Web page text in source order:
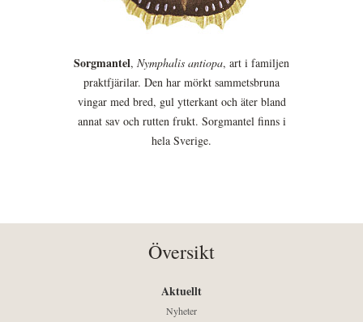
Sorgmantel, Nymphalis antiopa, art i familjen
praktfjärilar. Den har mörkt sammetsbruna
vingar med bred, gul ytterkant och äter bland
annat sav och rutten frukt. Sorgmantel finns i
hela Sverige.
Översikt
Aktuellt
Nyheter